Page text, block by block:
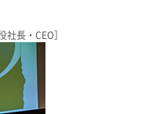
長・CEO］